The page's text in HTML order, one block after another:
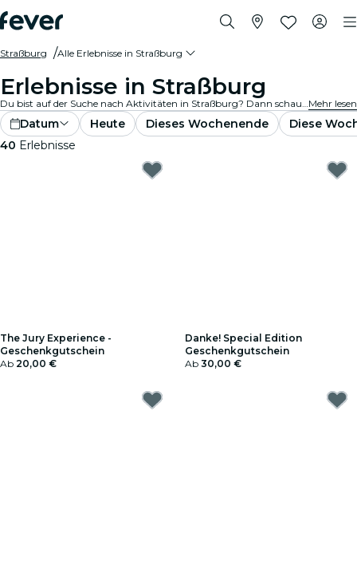
Straßburg Alle Erlebnisse in Straßburg
Erlebnisse in Straßburg
Du bist auf der Suche nach Aktivitäten in Straßburg? Dann schau Dir unsere vollständige Auswahl an und entdecke die besten Aktivitäten und Erlebnisse, die wir aktuell in der Stadt anbieten.Mehr lesen
Datum Heute Dieses Wochenende
Diese
40 Erlebnisse
The Jury Experience -
Geschenkgutschein
Ab 20,00 €
Danke! Special Edition
Geschenkgutschein
Ab 30,00 €